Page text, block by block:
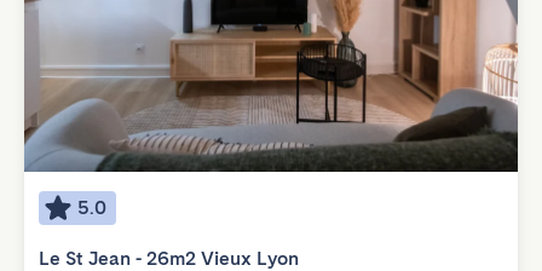
5.0
Le St Jean - 26m2 Vieux Lyon